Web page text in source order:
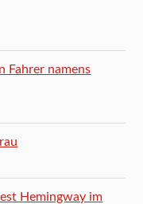
Fahrer namens
Hemingway im